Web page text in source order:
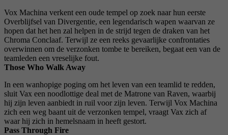
Vox Machina verkent een oude tempel op zoek naar hun eerste
Overblijfsel van Divergentie, een legendarisch wapen waarvan ze
hopen dat het hen zal helpen in de strijd tegen de draken van het
Chroma Conclaaf. Terwijl ze een reeks gevaarlijke confrontaties
overwinnen om de verzonken tombe te bereiken, begaat een van de
teamleden een vreselijke fout.
Those Who Walk Away
In een wanhopige poging om het leven van een teamlid te redden,
sluit Vax een noodlottige deal met de Matrone van Raven, waarbij
hij zijn leven aanbiedt in ruil voor zijn leven. Terwijl Vox Machina
zich een weg baant uit de verzonken tempel, vraagt ​​Vax zich af
waar hij zich in hemelsnaam in heeft gestort.
Pass Through Fire